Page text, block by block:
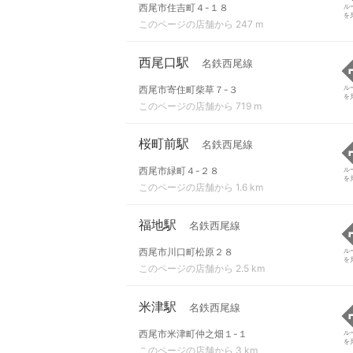
西尾市住吉町４-１８
このページの店舗から 247 m
ル
を
西尾口駅 名鉄西尾線
西尾市寄住町柴草７-３
このページの店舗から 719 m
ル
を
桜町前駅 名鉄西尾線
西尾市緑町４-２８
このページの店舗から 1.6 km
ル
を
福地駅 名鉄西尾線
西尾市川口町松原２８
このページの店舗から 2.5 km
ル
を
米津駅 名鉄西尾線
西尾市米津町仲之畑１-１
このページの店舗から 3 km
ル
を